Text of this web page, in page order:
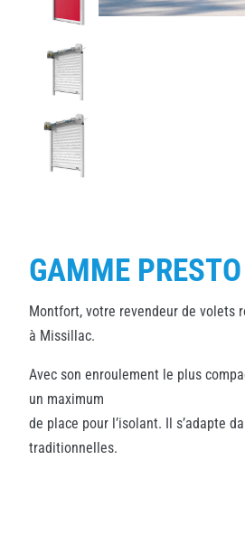
GAMME PRESTO
Montfort, votre revendeur de volets
à Missillac.
Avec son enroulement le plus
un maximum
de place pour l’isolant. Il s’adapte
traditionnelles.